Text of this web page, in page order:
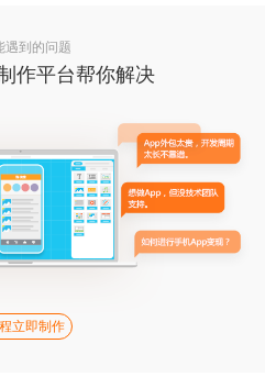
遇到的问题
作平台帮你解决
立即制作